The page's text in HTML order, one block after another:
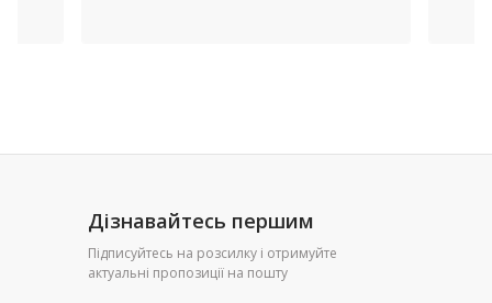
Дізнавайтесь першим
Підписуйтесь на розсилку і отримуйте
актуальні пропозиції на пошту